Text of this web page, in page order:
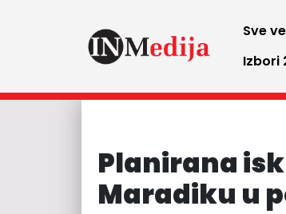
Sve
Izbori
Planirana
Maradiku u